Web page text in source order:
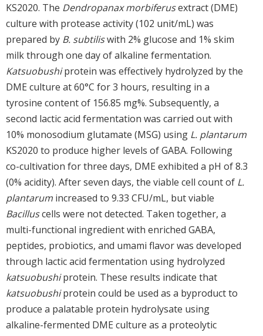
KS2020. The Dendropanax morbiferusextract (DME)
culture with protease activity (102 unit/mL) was
prepared by B. subtiliswith 2% glucose and 1% skim
milk through one day of alkaline fermentation.
Katsuobushiprotein was effectively hydrolyzed by the
DME culture at 60°C for 3 hours, resulting in a
tyrosine content of 156.85 mg%. Subsequently, a
second lactic acid fermentation was carried out with
10% monosodium glutamate (MSG) using L. plantarum
KS2020 to produce higher levels of GABA. Following
co-cultivation for three days, DME exhibited a pH of 8.3
(0% acidity). After seven days, the viable cell count of L.
plantarum increased to 9.33 CFU/mL, but viable
Bacilluscells were not detected. Taken together, a
multi-functional ingredient with enriched GABA,
peptides, probiotics, and umami flavor was developed
through lactic acid fermentation using hydrolyzed
katsuobushiprotein. These results indicate that
katsuobushiprotein could be used as a byproduct to
produce a palatable protein hydrolysate using
alkaline-fermented DME culture as a proteolytic